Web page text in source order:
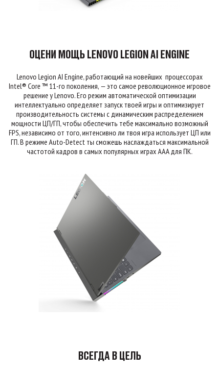
ОЦЕНИ МОЩЬ LENOVO LEGION AI ENGINE
Lenovo Legion AI Engine, работающий на новейших процессорах
Intel® Core ™ 11-го поколения, — это самое революционное игровое
решение у Lenovo. Его режим автоматической оптимизации
интеллектуально определяет запуск твоей игры и оптимизирует
производительность системы с динамическим распределением
мощности ЦП/ГП, чтобы обеспечить тебе максимально возможный
FPS, независимо от того, интенсивно ли твоя игра использует ЦП или
ГП. В режиме Auto-Detect ты сможешь наслаждаться максимальной
частотой кадров в самых популярных играх AAA для ПК.
ВСЕГДА В ЦЕЛЬ